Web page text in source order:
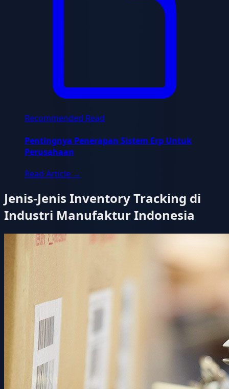
Recommended Read
Pentingnya Penerapan Sistem Erp Untuk
Perusahaan
Read Article →
Jenis-Jenis Inventory Tracking di
Industri Manufaktur Indonesia